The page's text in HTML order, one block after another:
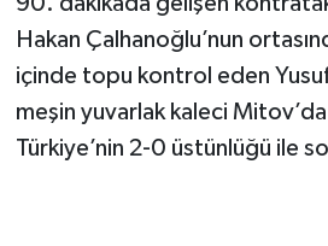
Hakan Çalhanoğlu’nun
içinde topu kontrol eden Yusuf
meşin yuvarlak kaleci Mitov’da
Türkiye’nin 2-0 üstünlüğü ile